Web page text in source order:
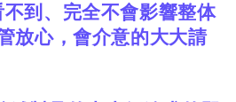
到、完全不會影響整体
放心，會介意的大大請